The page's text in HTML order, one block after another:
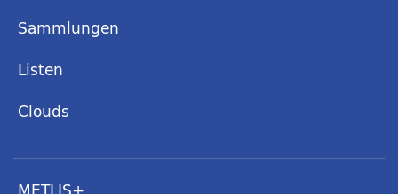
Sammlungen
Listen
Clouds